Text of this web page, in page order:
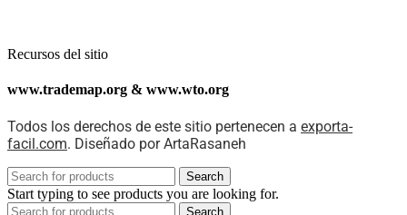
Recursos del sitio
www.trademap.org & www.wto.org
Todos los derechos de este sitio pertenecen a exporta-
facil.com. Diseñado por ArtaRasaneh
Search
Start typing to see products you are looking for.
Search